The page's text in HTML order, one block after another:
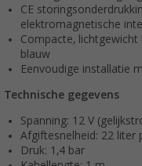
CE
elektromagnetische
Compacte, lichtgewicht
blauw
Eenvoudige installatie
Technische gegevens
Spanning: 12 V
Afgiftesnelheid: 22 liter
Druk: 1,4 bar